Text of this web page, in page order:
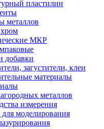
пластилин
металлов
МКР
добавки
загустители, клеи
материалы
металлов
измерения
моделирования